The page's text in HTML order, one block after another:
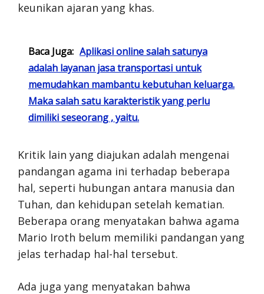
keunikan ajaran yang khas.
Baca Juga: Aplikasi online salah satunya
adalah layanan jasa transportasi untuk
memudahkan mambantu kebutuhan keluarga.
Maka salah satu karakteristik yang perlu
dimiliki seseorang , yaitu.
Kritik lain yang diajukan adalah mengenai
pandangan agama ini terhadap beberapa
hal, seperti hubungan antara manusia dan
Tuhan, dan kehidupan setelah kematian.
Beberapa orang menyatakan bahwa agama
Mario Iroth belum memiliki pandangan yang
jelas terhadap hal-hal tersebut.
Ada juga yang menyatakan bahwa